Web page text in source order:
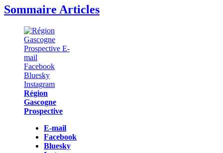
Sommaire Articles
Région
Gascogne
Prospective
E-mail
Facebook
Bluesky